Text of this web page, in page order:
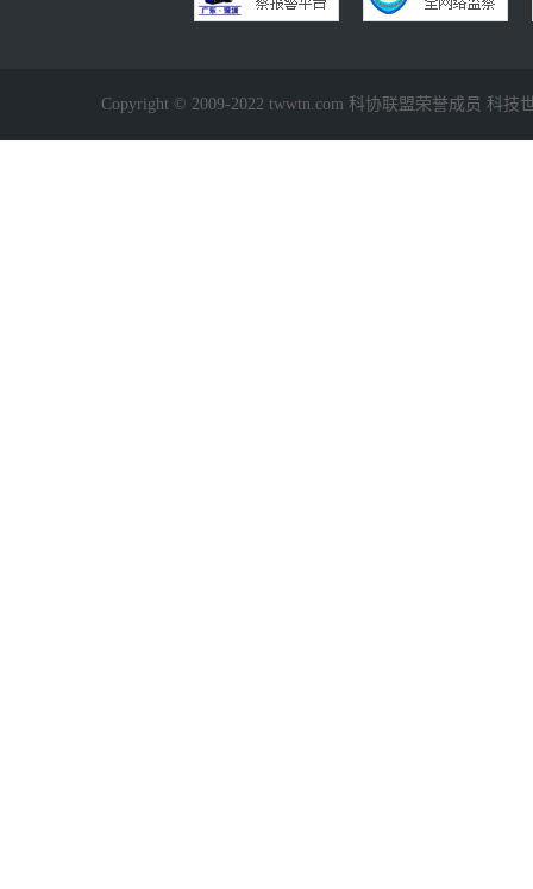
Copyright © 2009-2022 twwtn.com 科协联盟荣誉成员 科